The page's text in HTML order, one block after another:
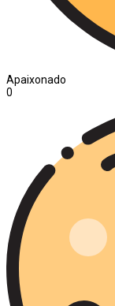
Apaixonado
0